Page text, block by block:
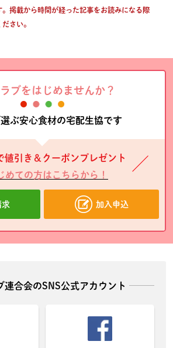
。掲載から時間が経った記事をお読みになる際
さい。
ブをはじめませんか？
ぶ安心食材の宅配生協です
値引き＆クーポンプレゼント
めての方はこちらから！
求 加入申込
連合会のSNS公式アカウント